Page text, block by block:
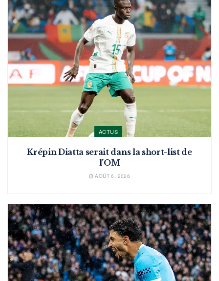
ACTUS
Krépin Diatta serait dans la short-list de
l’OM
AOÛT 6, 2026